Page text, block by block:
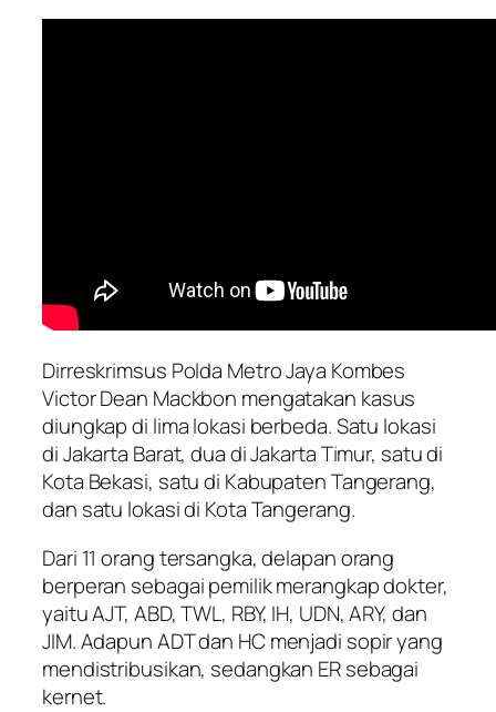
Dirreskrimsus Polda Metro Jaya Kombes
Victor Dean Mackbon mengatakan kasus
diungkap di lima lokasi berbeda. Satu lokasi
di Jakarta Barat, dua di Jakarta Timur, satu di
Kota Bekasi, satu di Kabupaten Tangerang,
dan satu lokasi di Kota Tangerang.
Dari 11 orang tersangka, delapan orang
berperan sebagai pemilik merangkap dokter,
yaitu AJT, ABD, TWL, RBY, IH, UDN, ARY, dan
JIM. Adapun ADT dan HC menjadi sopir yang
mendistribusikan, sedangkan ER sebagai
kernet.